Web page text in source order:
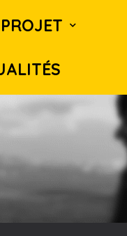
PROJET